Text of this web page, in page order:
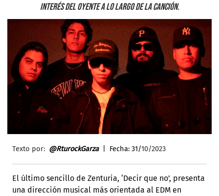
interés del oyente a lo largo de la canción.
Texto por: @RturockGarza | Fecha: 31/10/2023
El último sencillo de Zenturia, ‘Decir que no’, presenta
una dirección musical más orientada al EDM en